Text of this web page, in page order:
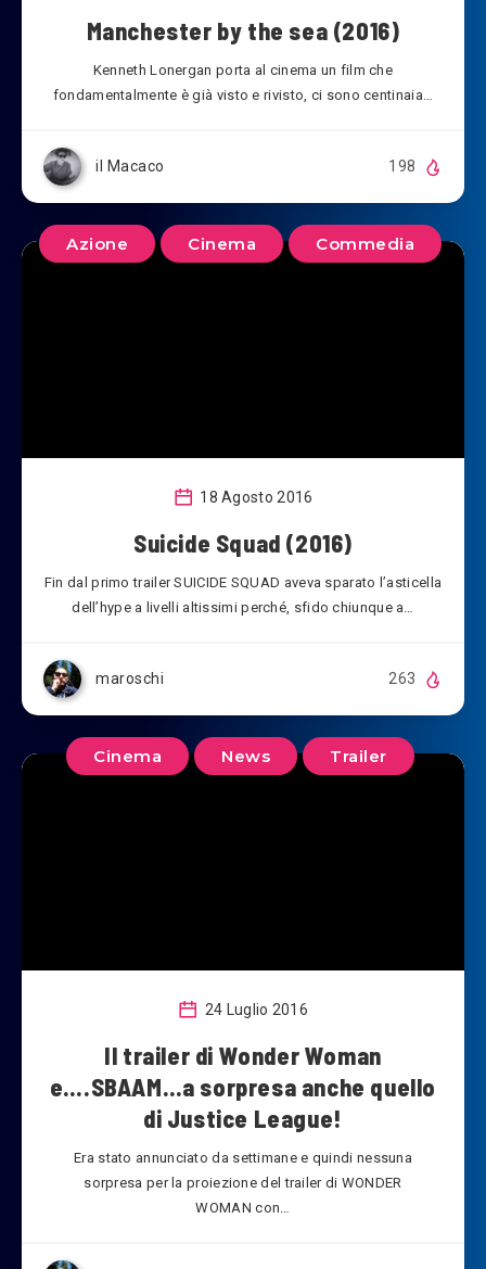
Manchester by the sea (2016)
Kenneth Lonergan porta al cinema un film che
fondamentalmente è già visto e rivisto, ci sono centinaia…
il Macaco 198
Azione Cinema Commedia
18 Agosto 2016
Suicide Squad (2016)
Fin dal primo trailer SUICIDE SQUAD aveva sparato l’asticella
dell’hype a livelli altissimi perché, sfido chiunque a…
maroschi 263
Cinema News Trailer
24 Luglio 2016
Il trailer di Wonder Woman
e….SBAAM…a sorpresa anche quello
di Justice League!
Era stato annunciato da settimane e quindi nessuna
sorpresa per la proiezione del trailer di WONDER
WOMAN con…